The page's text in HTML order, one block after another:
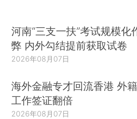
河南“三支一扶”考试规模化
弊 内外勾结提前获取试卷
2026年08月07日
海外金融专才回流香港 外籍
工作签证翻倍
2026年08月07日